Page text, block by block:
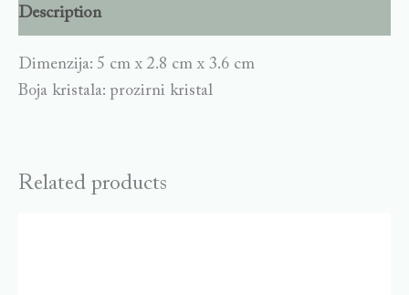
Description
Dimenzija: 5 cm x 2.8 cm x 3.6 cm
Boja kristala: prozirni kristal
Related products